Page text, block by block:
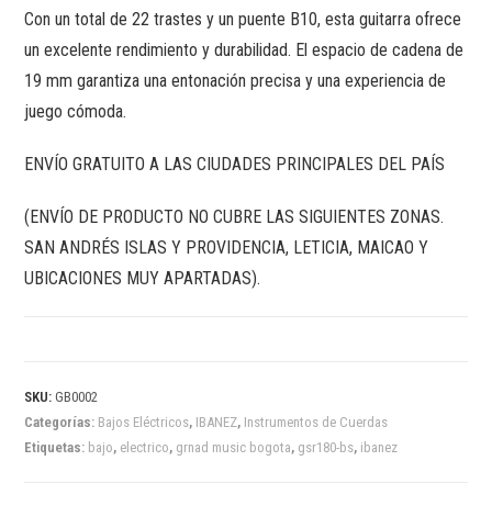
Con un total de 22 trastes y un puente B10, esta guitarra ofrece
un excelente rendimiento y durabilidad. El espacio de cadena de
19 mm garantiza una entonación precisa y una experiencia de
juego cómoda.
ENVÍO GRATUITO A LAS CIUDADES PRINCIPALES DEL PAÍS
(ENVÍO DE PRODUCTO NO CUBRE LAS SIGUIENTES ZONAS.
SAN ANDRÉS ISLAS Y PROVIDENCIA, LETICIA, MAICAO Y
UBICACIONES MUY APARTADAS).
SKU:GB0002
Categorías: Bajos Eléctricos, IBANEZ, Instrumentos de Cuerdas
Etiquetas: bajo, electrico, grnad music bogota, gsr180-bs, ibanez